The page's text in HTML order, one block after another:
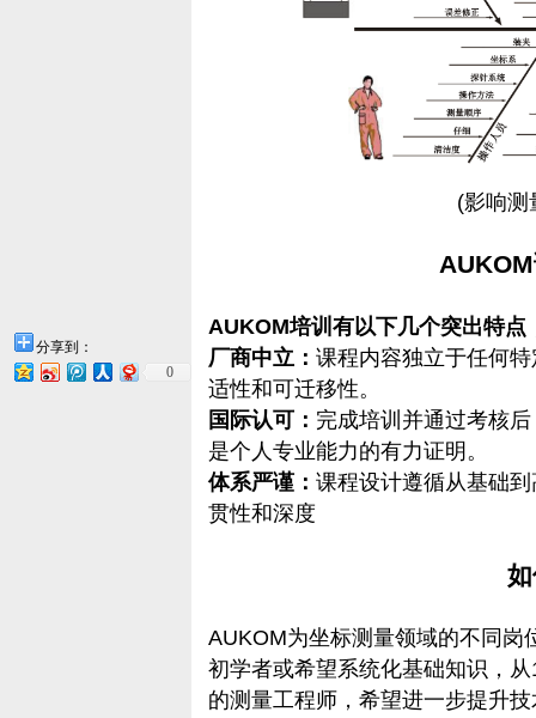
分享到：
0
(影响测
AUKOM培训有以下几个突出特点
厂商中立： 课程内容独立于任何
适性和可迁移性。
国际认可： 完成培训并通过考核
是个人专业能力的有力证明。
体系严谨： 课程设计遵循从基础
贯性和深度
AUKOM为坐标测量领域的不同岗
初学者或希望系统化基础知识，
的测量工程师，希望进一步提升